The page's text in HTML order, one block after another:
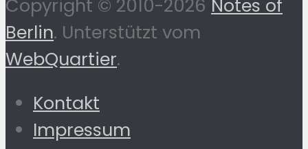
Copyright © 2010-2026 Notes of
Berlin. Unterstützt vom
WebQuartier.
Kontakt
Impressum